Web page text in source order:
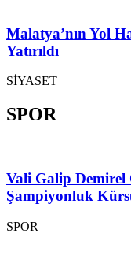
Malatya’nın Yol
Yatırıldı
SİYASET
SPOR
Vali Galip
Şampiyonluk
SPOR